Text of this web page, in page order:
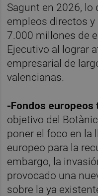
Sagunt en 2026, lo
empleos directos
7.000 millones de
Ejecutivo al lograr
empresarial de
valencianas.
-Fondos europeos
objetivo del
poner el foco en la
europeo para la
embargo, la
provocado una
sobre la ya